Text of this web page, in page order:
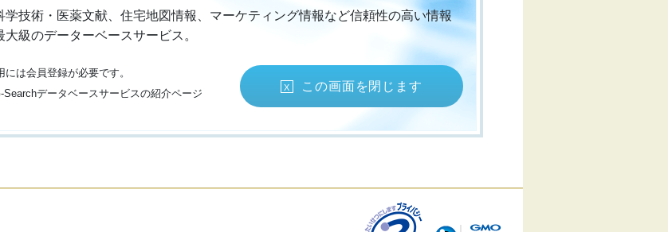
技術・医薬文献、住宅地図情報、マーケティング情報など信頼性の高い情報
級のデーターベースサービス。
は会員登録が必要です。
Searchデータベースサービスの紹介ページ
この画面を閉じます